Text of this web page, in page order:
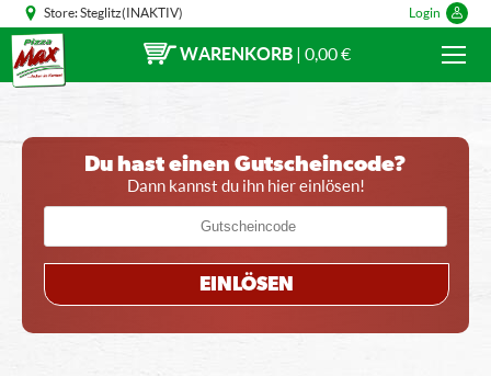
Store:Steglitz(INAKTIV) Login
WARENKORB | 0,00 €
Du hast einen Gutscheincode?
Dann kannst du ihn hier einlösen!
EINLÖSEN